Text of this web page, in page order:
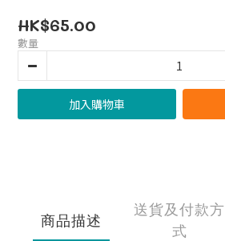
HK$65.00
數量
加入購物車
商品描述
送貨及付款方
式